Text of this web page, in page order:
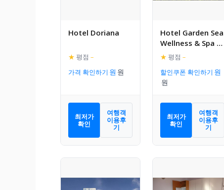
Hotel Doriana
★ 평점 –
가격 확인하기
최저가
확인
여행객
이용후
기
Hotel Garden Sea
Wellness & Spa 4
stelle superior
★ 평점 –
할인쿠폰 확인하기
최저가
확인
여행객
이용후
기